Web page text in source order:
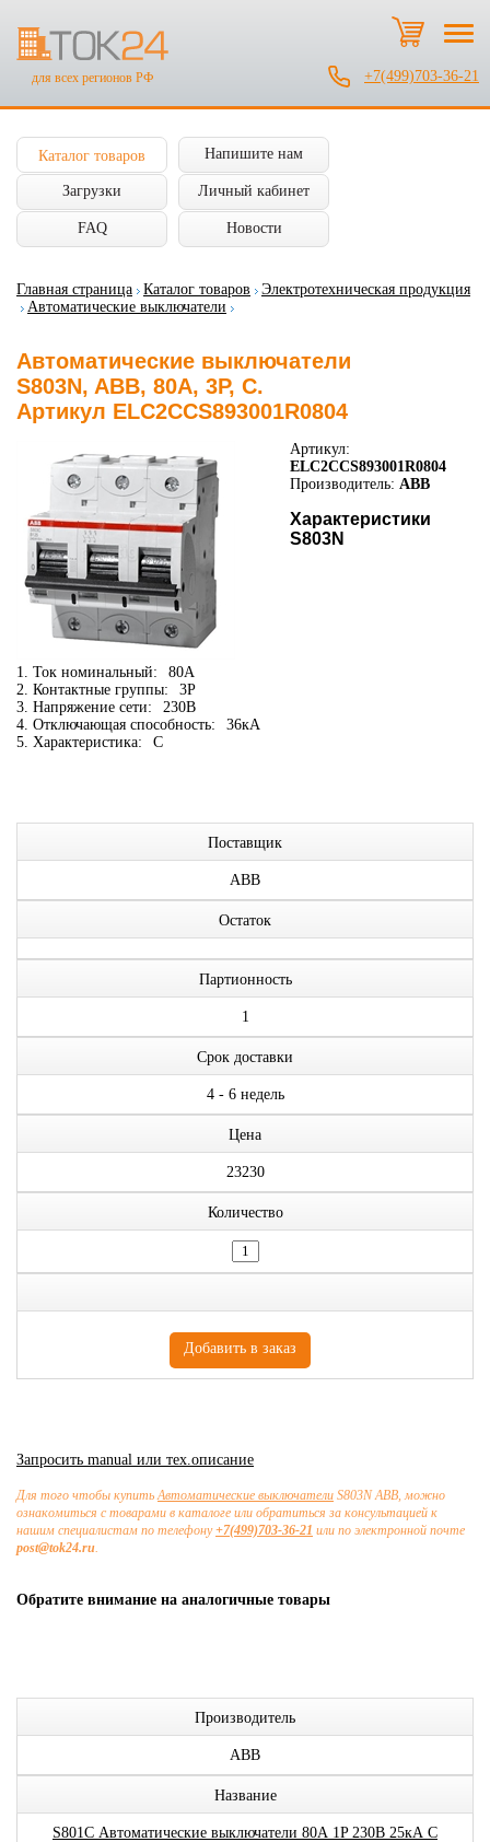
для всех регионов РФ +7(499)703-36-21
Каталог товаров Напишите нам
Загрузки Личный кабинет
FAQ Новости
Главная страница Каталог товаров
Электротехническая продукция
Автоматические выключатели
Автоматические выключатели
S803N, ABB, 80А, 3P, C.
Артикул ELC2CCS893001R0804
Артикул:
ELC2CCS893001R0804
Производитель: ABB
Характеристики
S803N
1. Ток номинальный:
80А
2. Контактные группы:
3P
3. Напряжение сети:
230В
4. Отключающая способность:
36кА
5. Характеристика:
C
Поставщик
ABB
Остаток
Партионность
1
Срок доставки
4 - 6 недель
Цена
23230
Количество
Запросить manual или тех.описание
Для того чтобы купитьАвтоматические выключатели S803N ABB, можно
ознакомиться с товарами в каталоге или обратиться за консультацией к
нашим специалистам по телефону+7(499)703-36-21 или по электронной почте
post@tok24.ru.
Обратите внимание на аналогичные товары
Производитель
ABB
Название
S801С Автоматические выключатели 80А 1P 230В 25кА C